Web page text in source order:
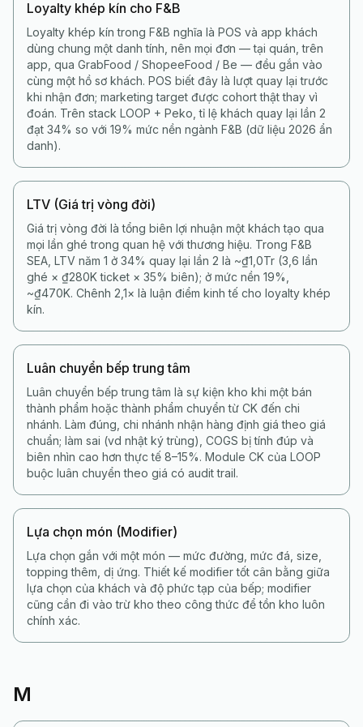
Loyalty khép kín cho F&B
Loyalty khép kín trong F&B nghĩa là POS và app khách
dùng chung một danh tính, nên mọi đơn — tại quán, trên
app, qua GrabFood / ShopeeFood / Be — đều gắn vào
cùng một hồ sơ khách. POS biết đây là lượt quay lại trước
khi nhận đơn; marketing target được cohort thật thay vì
đoán. Trên stack LOOP + Peko, tỉ lệ khách quay lại lần 2
đạt 34% so với 19% mức nền ngành F&B (dữ liệu 2026 ẩn
danh).
LTV (Giá trị vòng đời)
Giá trị vòng đời là tổng biên lợi nhuận một khách tạo qua
mọi lần ghé trong quan hệ với thương hiệu. Trong F&B
SEA, LTV năm 1 ở 34% quay lại lần 2 là ~₫1,0Tr (3,6 lần
ghé × ₫280K ticket × 35% biên); ở mức nền 19%,
~₫470K. Chênh 2,1× là luận điểm kinh tế cho loyalty khép
kín.
Luân chuyển bếp trung tâm
Luân chuyển bếp trung tâm là sự kiện kho khi một bán
thành phẩm hoặc thành phẩm chuyển từ CK đến chi
nhánh. Làm đúng, chi nhánh nhận hàng định giá theo giá
chuẩn; làm sai (vd nhật ký trùng), COGS bị tính đúp và
biên nhìn cao hơn thực tế 8–15%. Module CK của LOOP
buộc luân chuyển theo giá có audit trail.
Lựa chọn món (Modifier)
Lựa chọn gắn với một món — mức đường, mức đá, size,
topping thêm, dị ứng. Thiết kế modifier tốt cân bằng giữa
lựa chọn của khách và độ phức tạp của bếp; modifier
cũng cần đi vào trừ kho theo công thức để tồn kho luôn
chính xác.
M